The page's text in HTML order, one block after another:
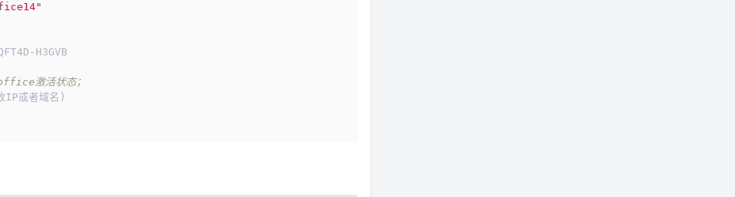
H3GVB
激活状态；
或者域名)